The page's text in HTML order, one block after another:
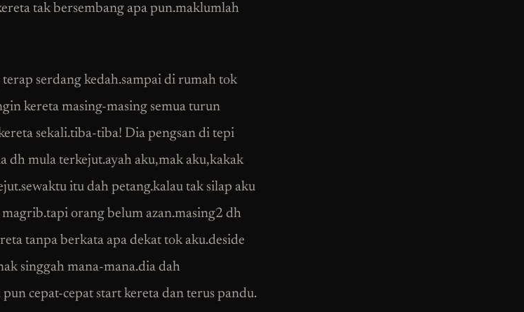
tak bersembang apa pun.maklumlah
serdang kedah.sampai di rumah tok
kereta masing-masing semua turun
sekali.tiba-tiba! Dia pengsan di tepi
dh mula terkejut.ayah aku,mak aku,kakak
itu dah petang.kalau tak silap aku
orang belum azan.masing2 dh
tanpa berkata apa dekat tok aku.deside
singgah mana-mana.dia dah
cepat-cepat start kereta dan terus pandu.